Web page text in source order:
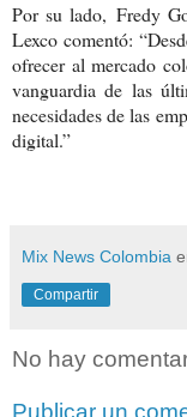
Por su lado, Fredy
Lexco comentó:
ofrecer al mercado
vanguardia de las
necesidades de las
digital.”
Mix News Colombia
Compartir
No hay
Publicar un